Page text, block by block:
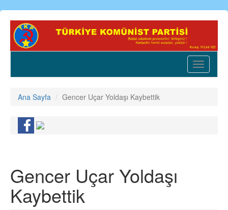
Ana
içeriğe
Toggle
Ana Sayfa Gencer Uçar Yoldaşı Kaybettik
Gencer Uçar Yoldaşı
Kaybettik